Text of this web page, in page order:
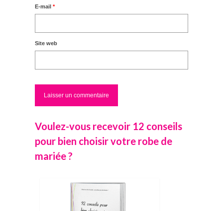
E-mail *
Site web
Voulez-vous recevoir 12 conseils
pour bien choisir votre robe de
mariée ?